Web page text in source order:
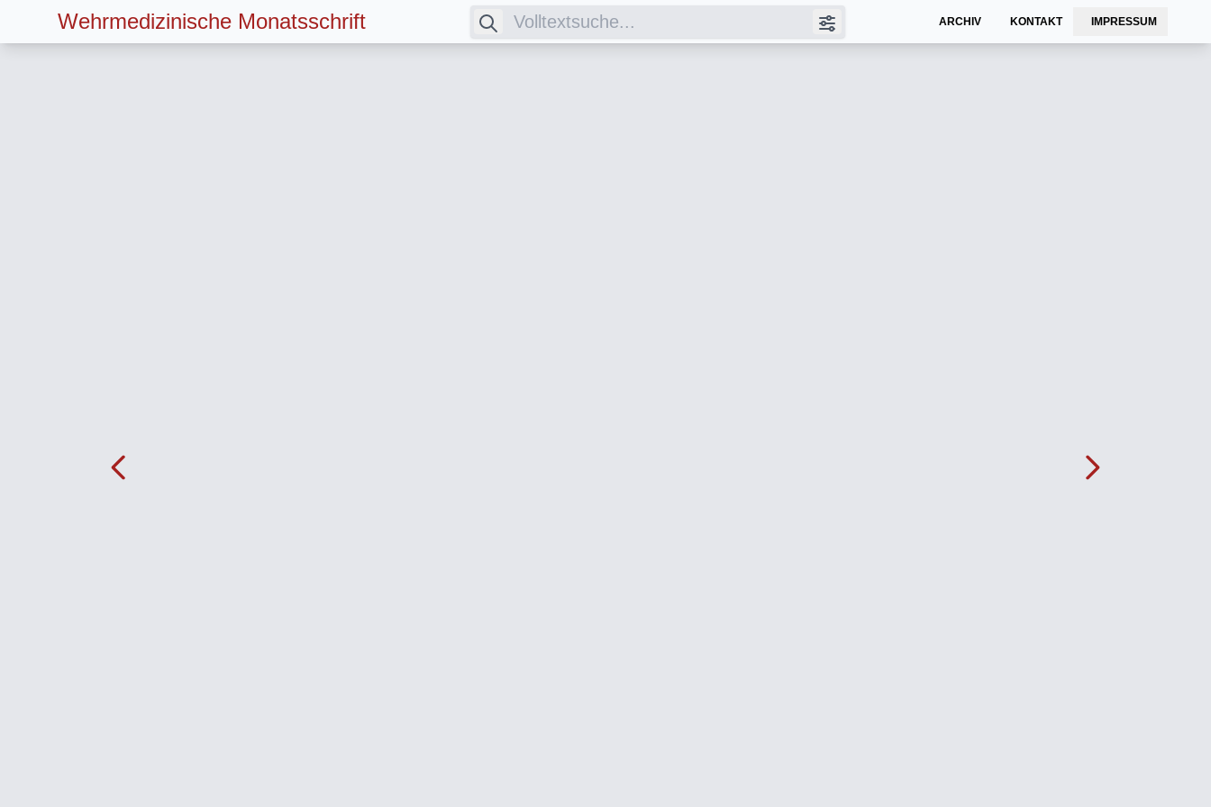
Wehrmedizinische Monatsschrift ARCHIV KONTAKT IMPRESSUM